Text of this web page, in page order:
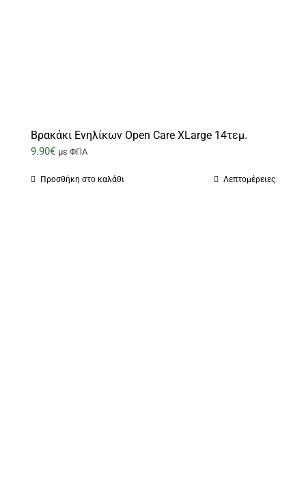
Βρακάκι Ενηλίκων Open Care XLarge 14τεμ.
9.90€ με ΦΠΑ
Προσθήκη στο καλάθι Λεπτομέρειες